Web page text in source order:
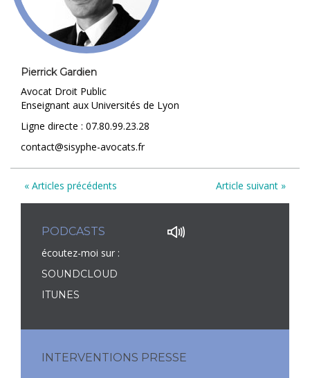
Pierrick Gardien
Avocat Droit Public
Enseignant aux Universités de Lyon
Ligne directe : 07.80.99.23.28
contact@sisyphe-avocats.fr
« Articles précédents Article suivant »
PODCASTS
écoutez-moi sur :
SOUNDCLOUD
ITUNES
INTERVENTIONS PRESSE